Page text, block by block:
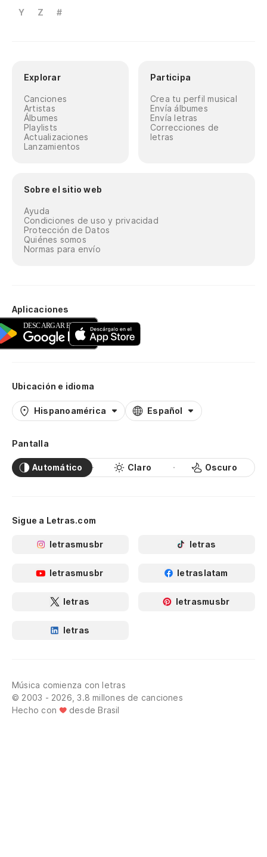
Y
Z #
Explorar
Canciones
Artistas
Álbumes
Playlists
Actualizaciones
Lanzamientos
Participa
Crea tu perfil musical
Envía álbumes
Envía letras
Correcciones de
letras
Sobre el sitio web
Ayuda
Condiciones de uso y privacidad
Protección de Datos
Quiénes somos
Normas para envío
Aplicaciones
Ubicación e idioma
Hispanoamérica Español
Pantalla
Automático Claro Oscuro
Sigue a Letras.com
letrasmusbr letras
letrasmusbr letraslatam
letras letrasmusbr
letras
Música comienza con letras
© 2003 - 2026, 3.8 millones de canciones
Hecho con
desde Brasil